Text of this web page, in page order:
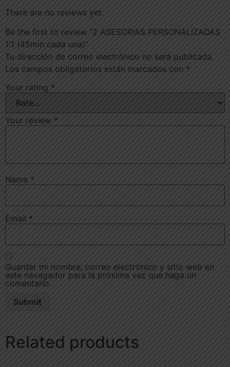
There are no reviews yet.
Be the first to review “2 ASESORIAS PERSONALIZADAS
1:1 (45min cada una)”
Tu dirección de correo electrónico no será publicada.
Los campos obligatorios están marcados con *
Your rating *
Your review *
Name *
Email *
Guardar mi nombre, correo electrónico y sitio web en
este navegador para la próxima vez que haga un
comentario.
Related products